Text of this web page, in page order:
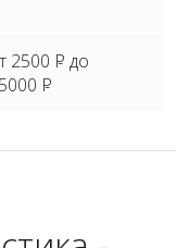
2500 P до
P